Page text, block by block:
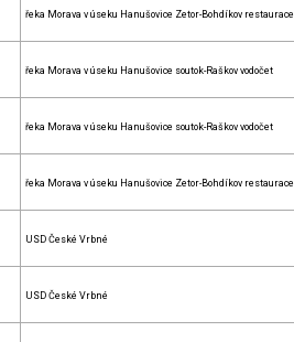
řeka Morava v úseku Hanušovice Zetor-Bohdíkov restaurace
řeka Morava v úseku Hanušovice soutok-Raškov vodočet
řeka Morava v úseku Hanušovice soutok-Raškov vodočet
řeka Morava v úseku Hanušovice Zetor-Bohdíkov restaurace
USD České Vrbné
USD České Vrbné